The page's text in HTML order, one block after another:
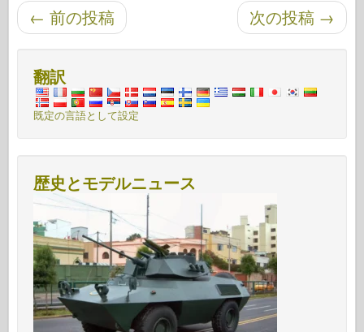
投稿ナビゲーション 次の投稿 →
← 前の投稿
翻訳
既定の言語として設定
歴史とモデルニュース